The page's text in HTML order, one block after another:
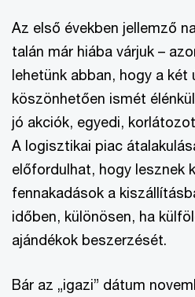
Az első években jellemző
talán már hiába várjuk –
lehetünk abban, hogy a két
köszönhetően ismét
jó akciók, egyedi,
A logisztikai piac
előfordulhat, hogy lesznek
fennakadások a
időben, különösen, ha
ajándékok beszerzését.
Bár az „igazi” dátum